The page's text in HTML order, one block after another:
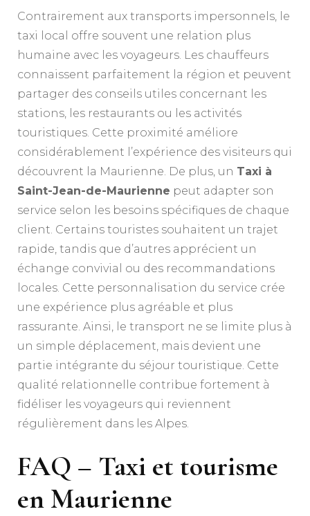
Contrairement aux transports impersonnels, le
taxi local offre souvent une relation plus
humaine avec les voyageurs. Les chauffeurs
connaissent parfaitement la région et peuvent
partager des conseils utiles concernant les
stations, les restaurants ou les activités
touristiques. Cette proximité améliore
considérablement l’expérience des visiteurs qui
découvrent la Maurienne. De plus, un Taxi à
Saint-Jean-de-Maurienne peut adapter son
service selon les besoins spécifiques de chaque
client. Certains touristes souhaitent un trajet
rapide, tandis que d’autres apprécient un
échange convivial ou des recommandations
locales. Cette personnalisation du service crée
une expérience plus agréable et plus
rassurante. Ainsi, le transport ne se limite plus à
un simple déplacement, mais devient une
partie intégrante du séjour touristique. Cette
qualité relationnelle contribue fortement à
fidéliser les voyageurs qui reviennent
régulièrement dans les Alpes.
FAQ – Taxi et tourisme
en Maurienne